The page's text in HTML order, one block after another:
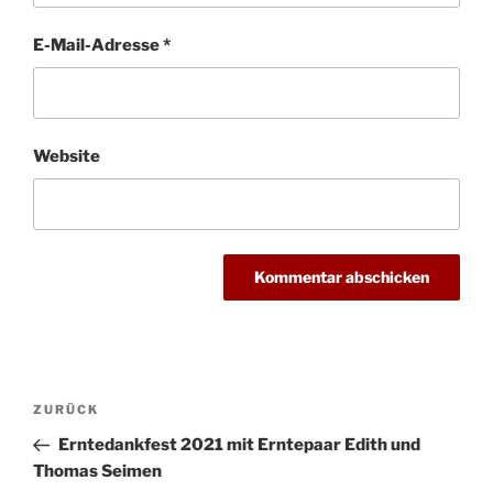
E-Mail-Adresse*
Website
Beitragsnavigation
Vorheriger
Beitrag
ZURÜCK
Erntedankfest 2021 mit Erntepaar Edith und
Thomas Seimen